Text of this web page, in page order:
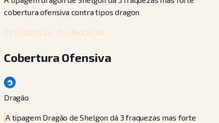
cobertura ofensiva contra tipos dragon
Estratégia de Batalha
Cobertura Ofensiva
Dragão
A tipagem Dragão de Shelgon dá 3 fraquezas mas forte